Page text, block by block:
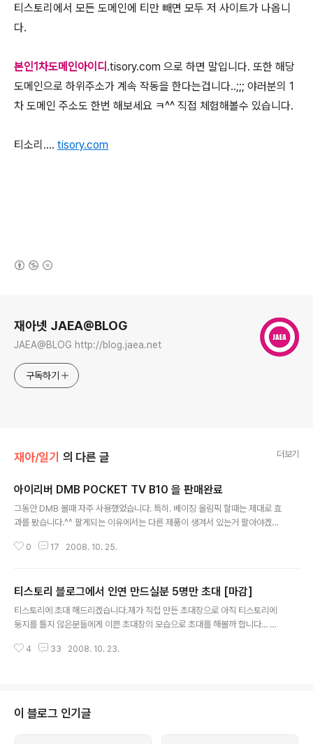
티스토리에서 모든 도메인에 티만 빼면 모두 저 사이트가 나옵니
다.
본인1차도메인아이디 .tisory.com 으로 하면 말입니다. 또한 해당
도메인으로 하위주소가 계속 작동을 한다는겁니다..;;; 야러분의 1
차 도메인 주소도 한번 해보세요 ㅋ^^ 직접 체험해볼수 있습니다.
티소리.... tisory.com
재아넷 JAEA@BLOG
JAEA@BLOG http://blog.jaea.net
구독하기
재아/일기 의 다른 글 더보기
아이리버 DMB POCKET TV B10 을 판매완료
그동안 DMB 볼때 자주 사용했었습니다. 특히. 베이징 올림픽 할때는 제대로 효
과를 봤습니다.^^ 팔게되는 이유에서는 다른 제품이 생겨서 있는거 팔아야겠다
시면 됩니다. TV랑 라디오 주파수 잡아서 사용하시면 됩니다. 충전은 일반 핸드
어디 쳐박아 두거나 버린듯 싶네요!. 아이리버의 크기는 여러분이 예전에 한참
유행했던 시절의 삐삐정도의 크기라고 생각하면 될것 같습니다.. 핸드폰보다는
작은것 같습니다. (충전이 완료되면 핸드폰처럼 초록색 불로 바뀝니다.) 처음에.
0 17 2008. 10. 25.
티스토리 블로그에서 인연 만드실분 5명만 초대 [마감]
티스토리에 초대 해드리겠습니다.제가 직접 만든 초대장으로 아직 티스토리에
둥지를 틀지 않은분들에게 이쁜 초대장의 모습으로 초대를 해볼까 합니다... 초
를 2년동안 운영하면서 많은 블로거를 알게되었고, 지금도 같이 RSS를 구독하
지만 이런분은 초대장을 보내드리지 앟습니다. 이메일 주소가 의심되는분 이메
일 주소 없이 그냥 말만 하시는분..보내드릴려고 해도 이메일 주소가 없으면 안
4 33 2008. 10. 23.
이 블로그 인기글